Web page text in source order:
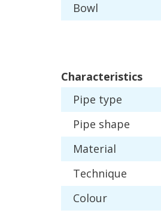
Bowl
Characteristics
Pipe type
Pipe shape
Material
Technique
Colour